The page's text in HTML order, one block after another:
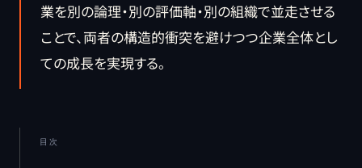
業を別の論理・別の評価軸・別の組織で並走させる
ことで、両者の構造的衝突を避けつつ企業全体とし
ての成長を実現する。
目次